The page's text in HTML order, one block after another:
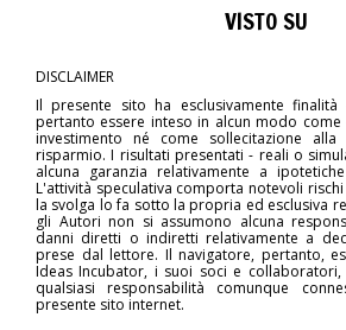
VISTO SU
DISCLAIMER
Il presente sito ha esclusivamente
pertanto essere inteso in alcun modo
investimento né come sollecitazione
risparmio. I risultati presentati - reali o
alcuna garanzia relativamente a
L'attività speculativa comporta notevoli
la svolga lo fa sotto la propria ed esclusiva
gli Autori non si assumono alcuna
danni diretti o indiretti relativamente a
prese dal lettore. Il navigatore, pertanto,
Ideas Incubator, i suoi soci e
qualsiasi responsabilità comunque
presente sito internet.